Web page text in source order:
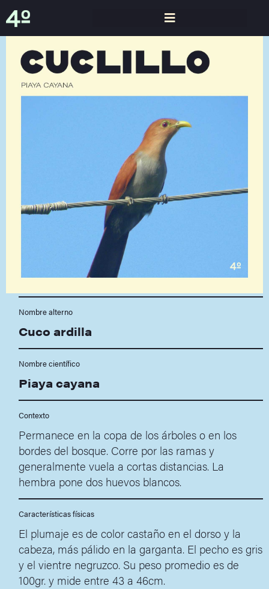
Nombre alterno
Cuco ardilla
Nombre científico
Piaya cayana
Contexto
Permanece en la copa de los árboles o en los
bordes del bosque. Corre por las ramas y
generalmente vuela a cortas distancias. La
hembra pone dos huevos blancos.
Características físicas
El plumaje es de color castaño en el dorso y la
cabeza, más pálido en la garganta. El pecho es gris
y el vientre negruzco. Su peso promedio es de
100gr. y mide entre 43 a 46cm.